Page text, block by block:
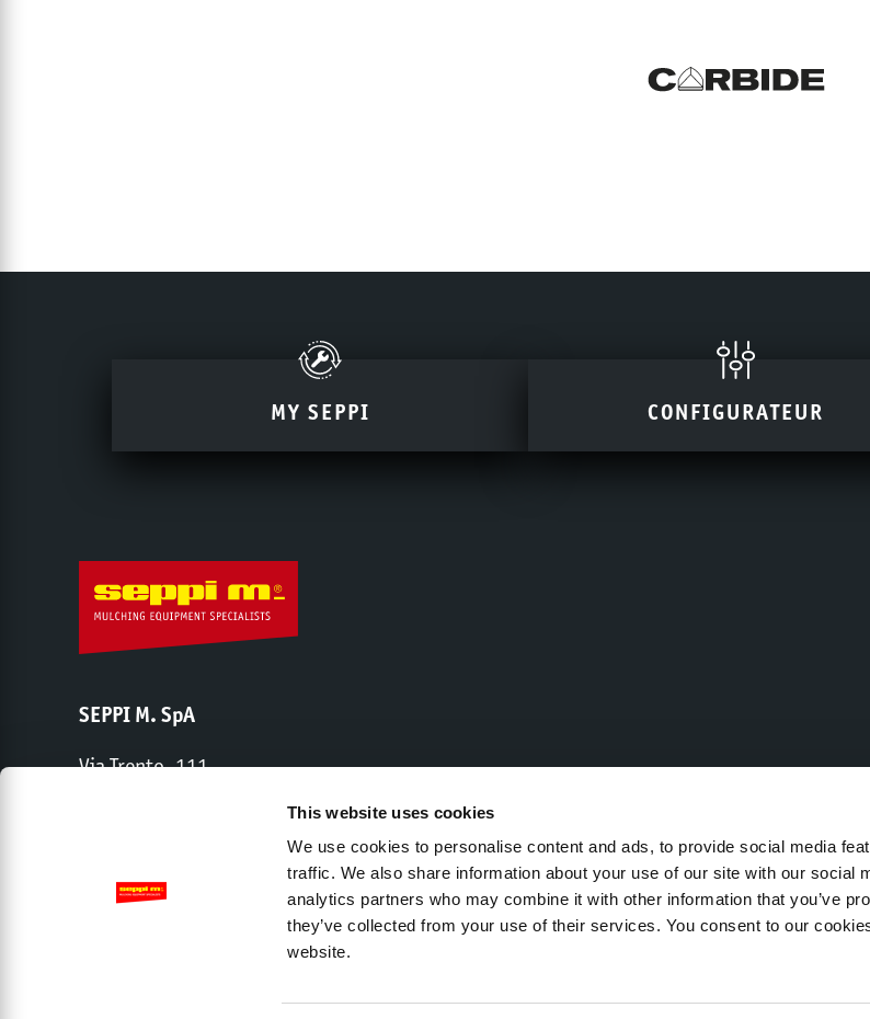
This website uses cookies
We use cookies to personalise content and ads, to provide social media
traffic. We also share information about your use of our site with our social
analytics partners who may combine it with other information that you’ve
they’ve collected from your use of their services. You consent to our
website.
MY SEPPI CONFIGURATEUR
SEPPI M. SpA
Via Trento, 111
I-38017 Mezzolombardo (TN)
Cap. soc. 2 000 000 euros I.V. - C.C.I.A.A. Trente - R.E.A. TN 221532 - N° de TVA : IT 02677930212
Contact